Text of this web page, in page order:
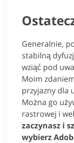
Generalnie,
stabilną
wziąć pod
Moim
przyjazny dla
Można go
rastrowej i
zaczynasz i
wybierz